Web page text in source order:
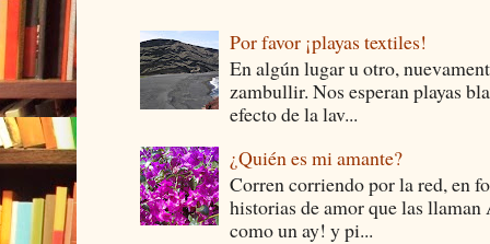
Por favor ¡playas textiles!
En algún lugar u otro,
zambullir. Nos esperan playas
efecto de la lav...
¿Quién es mi amante?
Corren corriendo por la red, en
historias de amor que las
como un ay! y pi...